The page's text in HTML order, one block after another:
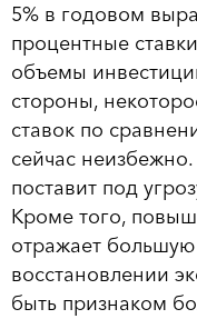
5% в годовом
процентные
объемы
стороны,
ставок по
сейчас
поставит под
Кроме того,
отражает большую
восстановлении
быть признаком